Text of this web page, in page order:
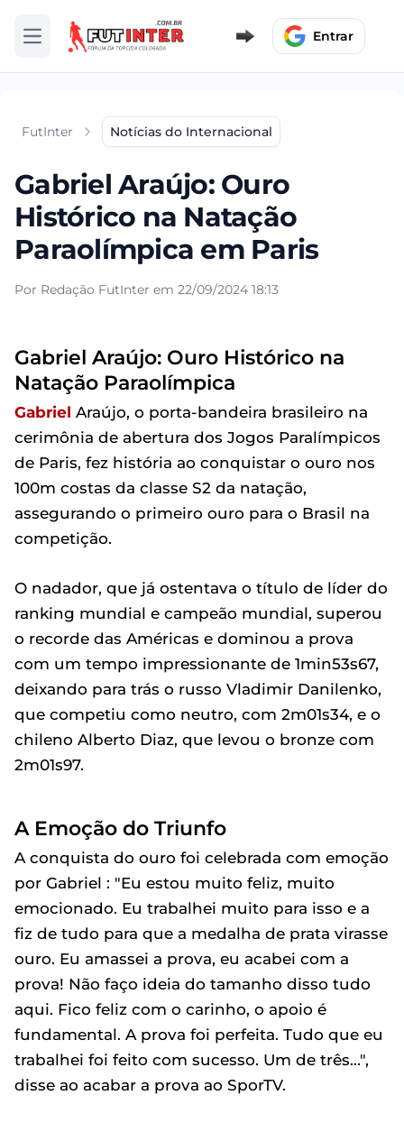
Abrir menu Entrar
FutInter Notícias do Internacional
Gabriel Araújo: Ouro
Histórico na Natação
Paraolímpica em Paris
Por Redação FutInter em 22/09/2024 18:13
Gabriel Araújo: Ouro Histórico na
Natação Paraolímpica
Gabriel Araújo, o porta-bandeira brasileiro na
cerimônia de abertura dos Jogos Paralímpicos
de Paris, fez história ao conquistar o ouro nos
100m costas da classe S2 da natação,
assegurando o primeiro ouro para o Brasil na
competição.
O nadador, que já ostentava o título de líder do
ranking mundial e campeão mundial, superou
o recorde das Américas e dominou a prova
com um tempo impressionante de 1min53s67,
deixando para trás o russo Vladimir Danilenko,
que competiu como neutro, com 2m01s34, e o
chileno Alberto Diaz, que levou o bronze com
2m01s97.
A Emoção do Triunfo
A conquista do ouro foi celebrada com emoção
por Gabriel : "Eu estou muito feliz, muito
emocionado. Eu trabalhei muito para isso e a
fiz de tudo para que a medalha de prata virasse
ouro. Eu amassei a prova, eu acabei com a
prova! Não faço ideia do tamanho disso tudo
aqui. Fico feliz com o carinho, o apoio é
fundamental. A prova foi perfeita. Tudo que eu
trabalhei foi feito com sucesso. Um de três...",
disse ao acabar a prova ao SporTV.